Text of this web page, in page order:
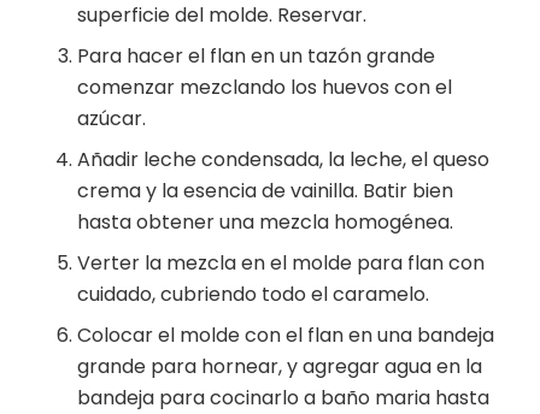
superficie del molde. Reservar.
Para hacer el flan en un tazón grande
comenzar mezclando los huevos con el
azúcar.
Añadir leche condensada, la leche, el queso
crema y la esencia de vainilla. Batir bien
hasta obtener una mezcla homogénea.
Verter la mezcla en el molde para flan con
cuidado, cubriendo todo el caramelo.
Colocar el molde con el flan en una bandeja
grande para hornear, y agregar agua en la
bandeja para cocinarlo a baño maria hasta